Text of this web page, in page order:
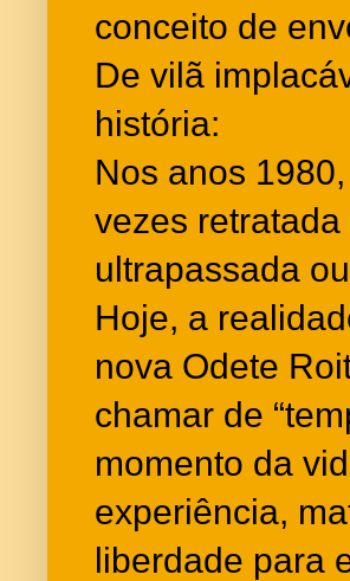
conceito de
De vilã
história:
Nos anos
vezes retratada
ultrapassada
Hoje, a
nova Odete
chamar de
momento da
experiência,
liberdade para